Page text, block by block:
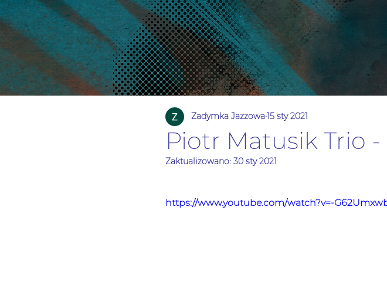
Piotr Matusik Trio
Zadymka Jazzowa15 sty 2021
Zaktualizowano: 30 sty 2021
https://www.youtube.com/watch?v=-